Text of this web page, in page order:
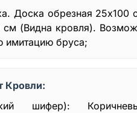
Доска обрезная 25х100
см (Видна кровля).
имитацию бруса;
Кровли:
шифер):